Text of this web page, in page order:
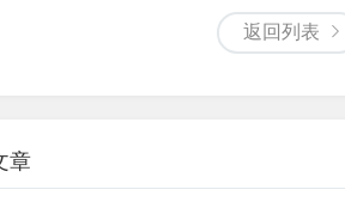
返回列表
章